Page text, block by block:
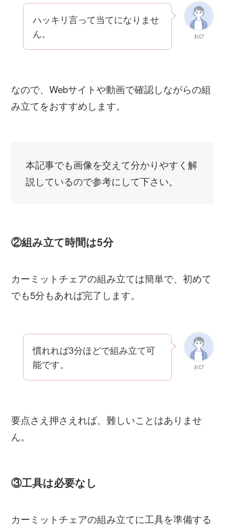
おぴ
ハッキリ言って当てになりませ
ん。
なので、Webサイトや動画で確認しながらの組
み立てをおすすめします。
本記事でも画像を交えて分かりやすく解
説しているので参考にして下さい。
②組み立て時間は5分
カーミットチェアの組み立ては簡単で、初めて
でも5分もあれば完了します。
おぴ
慣れれば3分ほどで組み立て可
能です。
要点さえ押さえれば、難しいことはありませ
ん。
③工具は必要なし
カーミットチェアの組み立てに工具を準備する